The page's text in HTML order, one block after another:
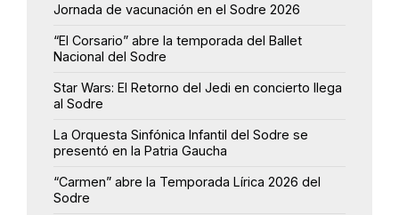
Jornada de vacunación en el Sodre 2026
“El Corsario” abre la temporada del Ballet
Nacional del Sodre
Star Wars: El Retorno del Jedi en concierto llega
al Sodre
La Orquesta Sinfónica Infantil del Sodre se
presentó en la Patria Gaucha
“Carmen” abre la Temporada Lírica 2026 del
Sodre